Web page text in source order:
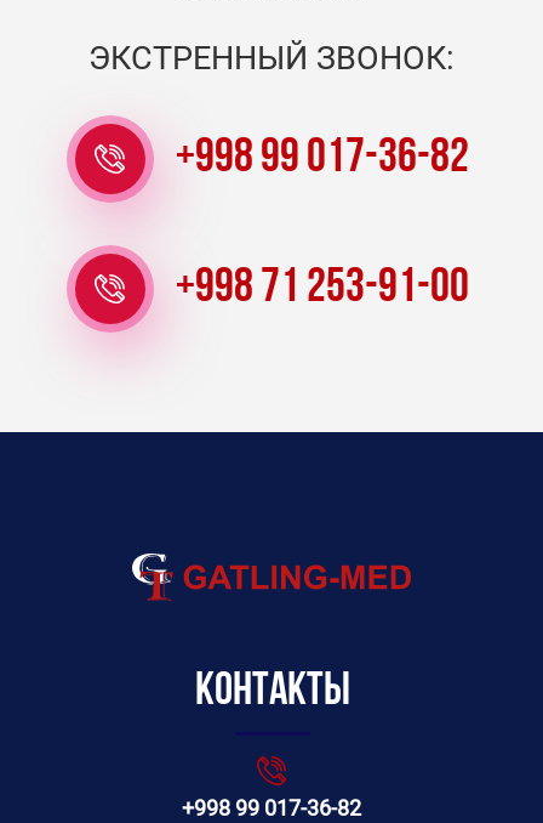
ЭКСТРЕННЫЙ ЗВОНОК:
+998 99 017-36-82
+998 71 253-91-00
Контакты
+998 99 017-36-82